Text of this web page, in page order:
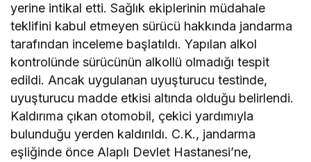
yerine intikal etti. Sağlık ekiplerinin müdahale
teklifini kabul etmeyen sürücü hakkında jandarma
tarafından inceleme başlatıldı. Yapılan alkol
kontrolünde sürücünün alkollü olmadığı tespit
edildi. Ancak uygulanan uyuşturucu testinde,
uyuşturucu madde etkisi altında olduğu belirlendi.
Kaldırıma çıkan otomobil, çekici yardımıyla
bulunduğu yerden kaldırıldı. C.K., jandarma
eşliğinde önce Alaplı Devlet Hastanesi’ne,